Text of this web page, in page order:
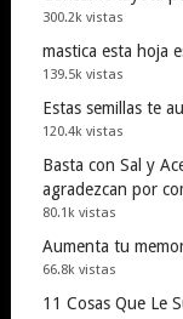
300.2k vistas
mastica esta hoja
139.5k vistas
Estas semillas te
120.4k vistas
Basta con Sal y
agradezcan por
80.1k vistas
Aumenta tu
66.8k vistas
11 Cosas Que Le